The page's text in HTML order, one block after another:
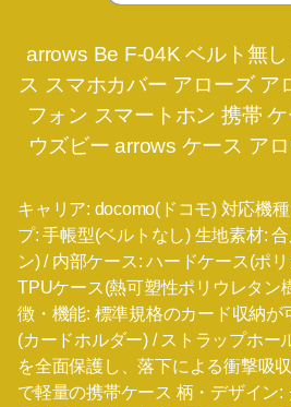
arrows Be F-04K ベルト無
ス スマホカバー アローズ ア
フォン スマートホン 携帯
ウズビー arrows ケース ア
キャリア: docomo(ドコモ) 対応機
プ: 手帳型(ベルトなし) 生地素材:
ン) / 内部ケース: ハードケース(ポ
TPUケース(熱可塑性ポリウレタン
徴・機能: 標準規格のカード収納が
(カードホルダー) / ストラップホー
を全面保護し、落下による衝撃吸
で軽量の携帯ケース 柄・デザイン: